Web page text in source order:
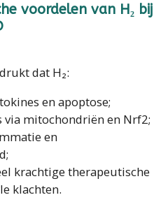
voordelen van H₂ bij
dat H₂:
en apoptose;
mitochondriën en Nrf2;
en
krachtige therapeutische
klachten.